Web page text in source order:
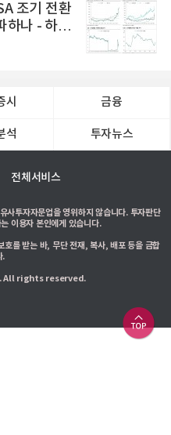
조기 전환
하나 - 하나
시 금융
석 투자뉴스
전체서비스
사투자자문업을 영위하지 않습니다. 투자판단
이용자 본인에게 있습니다.
호를 받는 바, 무단 전재, 복사, 배포 등을 금합
.
. All rights reserved.